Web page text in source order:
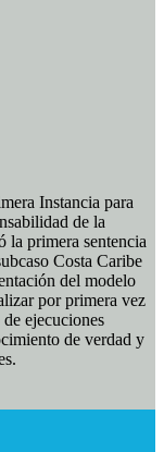
Instancia para
de la
la primera sentencia
Costa Caribe
del modelo
por primera vez
ejecuciones
de verdad y